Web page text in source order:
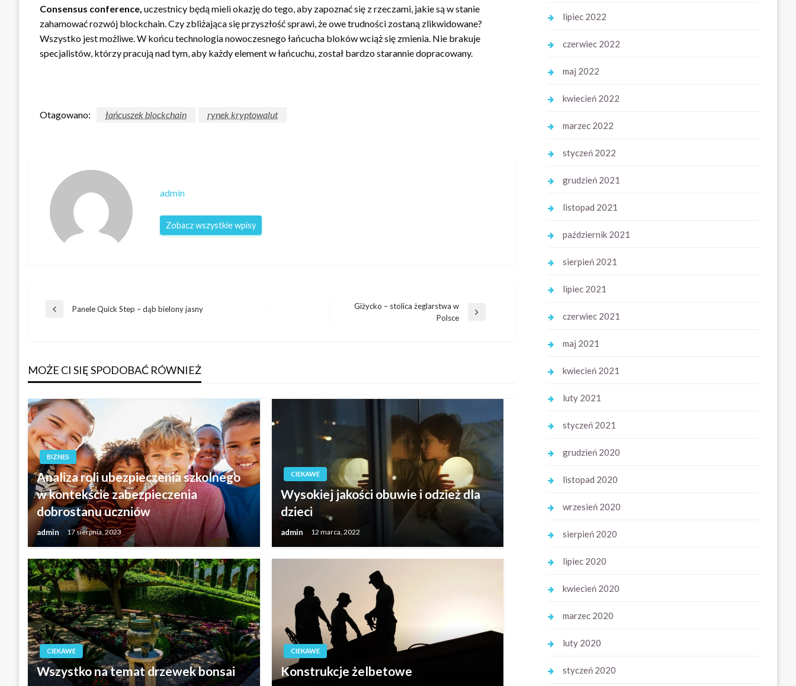
Consensus conference, uczestnicy będą mieli okazję do tego, aby zapoznać się z rzeczami, jakie są w stanie
zahamować rozwój blockchain. Czy zbliżająca się przyszłość sprawi, że owe trudności zostaną zlikwidowane?
Wszystko jest możliwe. W końcu technologia nowoczesnego łańcucha bloków wciąż się zmienia. Nie brakuje
specjalistów, którzy pracują nad tym, aby każdy element w łańcuchu, został bardzo starannie dopracowany.
Otagowano: łańcuszek blockchain rynek kryptowalut
admin
Zobacz wszystkie wpisy
Nawigacja
Poprzedni
Panele Quick Step – dąb bielony jasny
Giżycko – stolica żeglarstwa w
Polsce
MOŻE CI SIĘ SPODOBAĆ RÓWNIEŻ
BIZNES
Analiza roli ubezpieczenia szkolnego
w kontekście zabezpieczenia
dobrostanu uczniów
admin 17 sierpnia, 2023
CIEKAWE
Wysokiej jakości obuwie i odzież dla
dzieci
admin 12 marca, 2022
CIEKAWE
Wszystko na temat drzewek bonsai
CIEKAWE
Konstrukcje żelbetowe
lipiec 2022
czerwiec 2022
maj 2022
kwiecień 2022
marzec 2022
styczeń 2022
grudzień 2021
listopad 2021
październik 2021
sierpień 2021
lipiec 2021
czerwiec 2021
maj 2021
kwiecień 2021
luty 2021
styczeń 2021
grudzień 2020
listopad 2020
wrzesień 2020
sierpień 2020
lipiec 2020
kwiecień 2020
marzec 2020
luty 2020
styczeń 2020